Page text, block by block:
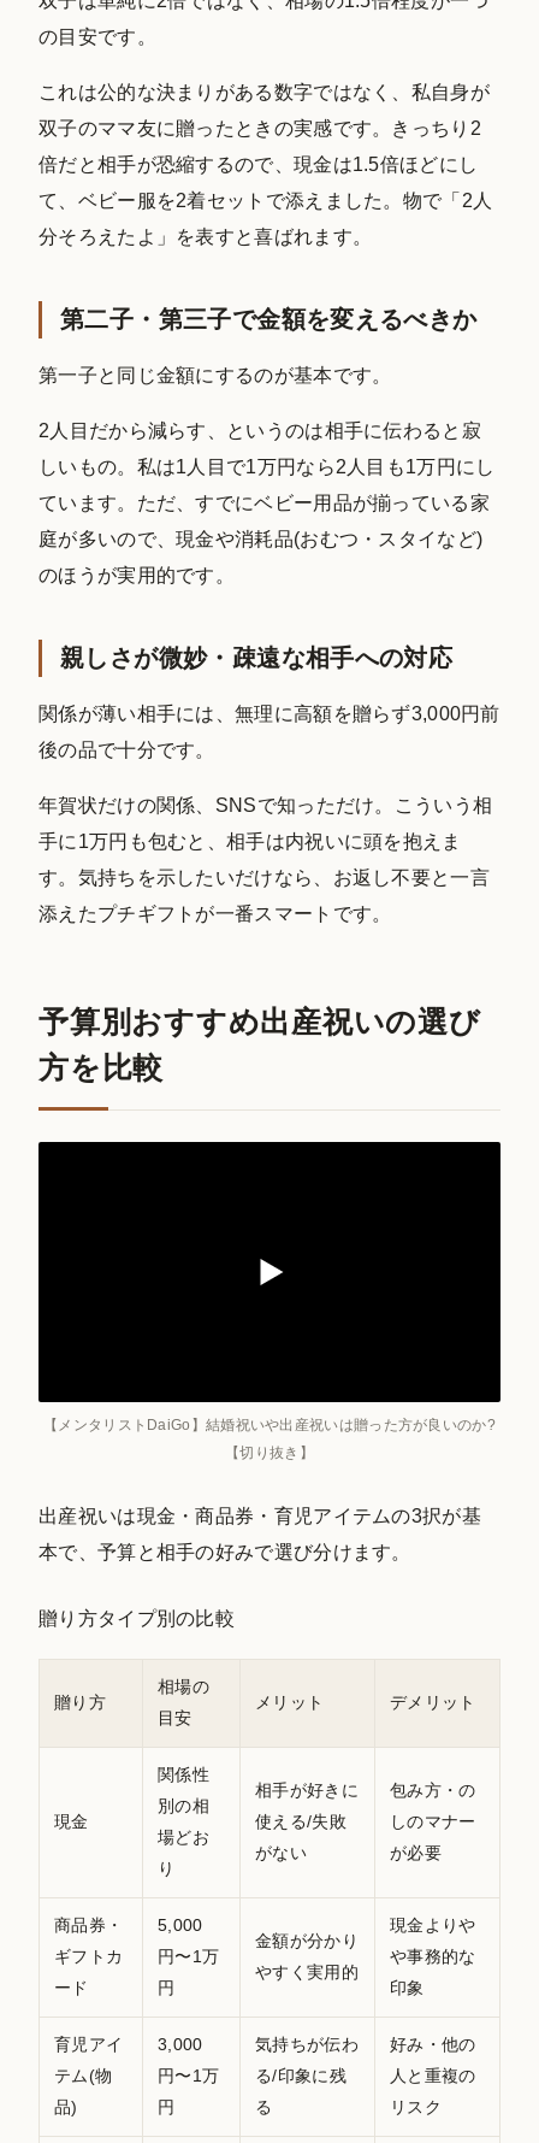
の目安です。
これは公的な決まりがある数字ではなく、私自身が
双子のママ友に贈ったときの実感です。きっちり2
倍だと相手が恐縮するので、現金は1.5倍ほどにし
て、ベビー服を2着セットで添えました。物で「2人
分そろえたよ」を表すと喜ばれます。
第二子・第三子で金額を変えるべきか
第一子と同じ金額にするのが基本です。
2人目だから減らす、というのは相手に伝わると寂
しいもの。私は1人目で1万円なら2人目も1万円にし
ています。ただ、すでにベビー用品が揃っている家
庭が多いので、現金や消耗品(おむつ・スタイなど)
のほうが実用的です。
親しさが微妙・疎遠な相手への対応
関係が薄い相手には、無理に高額を贈らず3,000円前
後の品で十分です。
年賀状だけの関係、SNSで知っただけ。こういう相
手に1万円も包むと、相手は内祝いに頭を抱えま
す。気持ちを示したいだけなら、お返し不要と一言
添えたプチギフトが一番スマートです。
予算別おすすめ出産祝いの選び
方を比較
【メンタリストDaiGo】結婚祝いや出産祝いは贈った方が良いのか?
【切り抜き】
出産祝いは現金・商品券・育児アイテムの3択が基
本で、予算と相手の好みで選び分けます。
贈り方タイプ別の比較
贈り方
相場の
目安
メリット デメリット
現金
関係性
別の相
場どお
り
相手が好きに
使える/失敗
がない
包み方・の
しのマナー
が必要
商品券・
ギフトカ
ード
5,000
円〜1万
円
金額が分かり
やすく実用的
現金よりや
や事務的な
印象
育児アイ
テム(物
品)
3,000
円〜1万
円
気持ちが伝わ
る/印象に残
る
好み・他の
人と重複の
リスク